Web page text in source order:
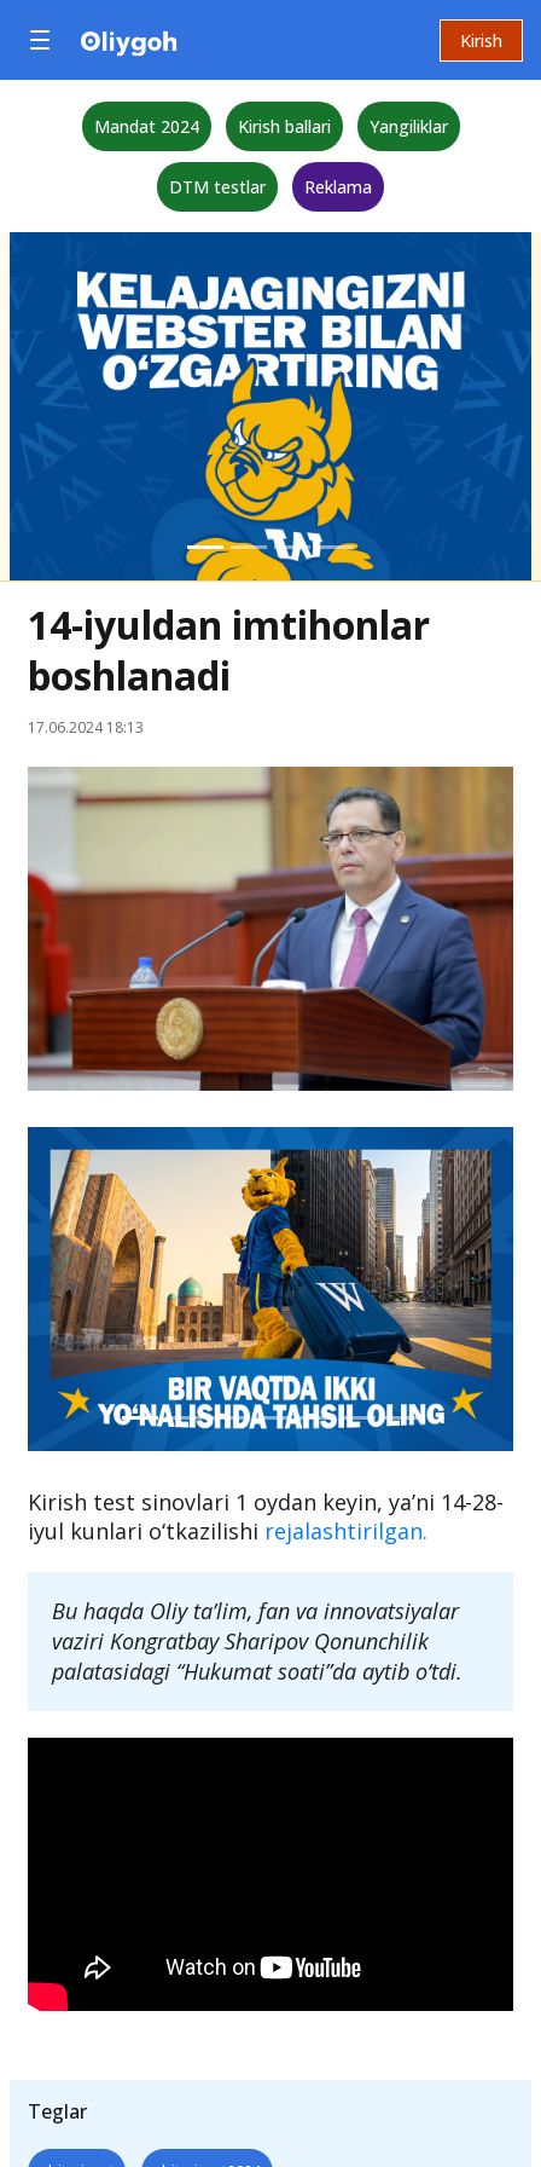
Kirish
Mandat 2024 Kirish ballari Yangiliklar
DTM testlar Reklama
14-iyuldan imtihonlar
boshlanadi
17.06.2024 18:13
Kirish test sinovlari 1 oydan keyin, ya’ni 14-28-
iyul kunlari o‘tkazilishi rejalashtirilgan.
Bu haqda Oliy ta’lim, fan va innovatsiyalar
vaziri Kongratbay Sharipov Qonunchilik
palatasidagi “Hukumat soati”da aytib o‘tdi.
Teglar